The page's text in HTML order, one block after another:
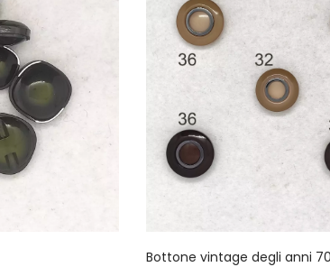
Bottone vintage degli anni